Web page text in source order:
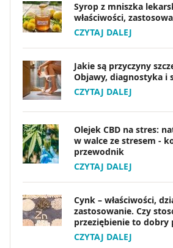
Syrop z mniszka
właściwości,
CZYTAJ DALEJ
Jakie są przyczyny
Objawy, diagnostyka i
CZYTAJ DALEJ
Olejek CBD na stres:
w walce ze stresem -
przewodnik
CZYTAJ DALEJ
Cynk – właściwości,
zastosowanie. Czy
przeziębienie to dobry
CZYTAJ DALEJ